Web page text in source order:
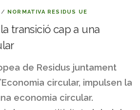
/ NORMATIVA RESIDUS UE
transició cap a una
de Residus juntament
circular, impulsen la
economia circular.